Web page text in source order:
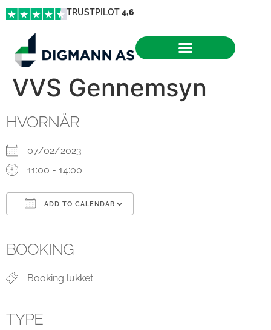
TRUSTPILOT4,6
VVS Gennemsyn
HVORNÅR
07/02/2023
11:00 - 14:00
ADD TO CALENDAR
BOOKING
Booking lukket
TYPE